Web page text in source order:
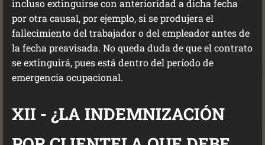
incluso extinguirse con anterioridad a dicha fecha
por otra causal, por ejemplo, si se produjera el
fallecimiento del trabajador o del empleador antes de
la fecha preavisada. No queda duda de que el contrato
se extinguirá, pues está dentro del período de
emergencia ocupacional.
XII - ¿LA INDEMNIZACIÓN